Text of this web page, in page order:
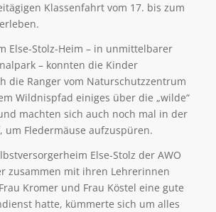
Klassenfahrt vom 17. bis zum
Else-Stolz-Heim – in unmittelbarer
– konnten die Kinder
die Ranger vom Naturschutzzentrum
Wildnispfad einiges über die „wilde“
machten sich auch noch mal in der
um Fledermäuse aufzuspüren.
Else-Stolz der AWO
zusammen mit ihren Lehrerinnen
Kromer und Frau Köstel eine gute
hatte, kümmerte sich um alles